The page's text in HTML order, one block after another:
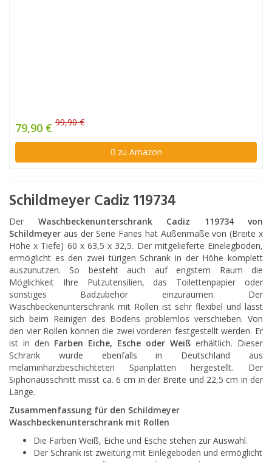
79,90 € 99,90 €
zu Amazon
Schildmeyer Cadiz 119734
Der Waschbeckenunterschrank Cadiz 119734 von
Schildmeyer aus der Serie Fanes hat Außenmaße von (Breite x
Höhe x Tiefe) 60 x 63,5 x 32,5. Der mitgelieferte Einelegboden,
ermöglicht es den zwei türigen Schrank in der Höhe komplett
auszunutzen. So besteht auch auf engstem Raum die
Möglichkeit Ihre Putzutensilien, das Toilettenpapier oder
sonstiges Badzubehör einzuräumen. Der
Waschbeckenunterschrank mit Rollen ist sehr flexibel und lässt
sich beim Reinigen des Bodens problemlos verschieben. Von
den vier Rollen können die zwei vorderen festgestellt werden. Er
ist in den Farben Eiche, Esche oder Weiß erhältlich. Dieser
Schrank wurde ebenfalls in Deutschland aus
melaminharzbeschichteten Spanplatten hergestellt. Der
Siphonausschnitt misst ca. 6 cm in der Breite und 22,5 cm in der
Länge.
Zusammenfassung für den Schildmeyer
Waschbeckenunterschrank mit Rollen
Die Farben Weiß, Eiche und Esche stehen zur Auswahl.
Der Schrank ist zweitürig mit Einlegeboden und ermöglicht